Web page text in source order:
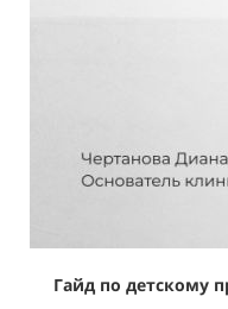
Гайд по детскому